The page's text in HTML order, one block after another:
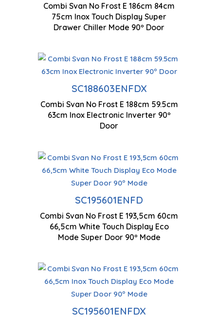
Combi Svan No Frost E 186cm 84cm
75cm Inox Touch Display Super
Drawer Chiller Mode 90º Door
Filtres Maxi Fresh
Preserver
SC188603ENFDX
Combi Svan No Frost E 188cm 59.5cm
63cm Inox Electronic Inverter 90º
Door
Technologie antigel
Moteur à inverseur
SC195601ENFD
Combi Svan No Frost E 193,5cm 60cm
66,5cm White Touch Display Eco
Mode Super Door 90º Mode
Double système de
refroidissement
SC195601ENFDX